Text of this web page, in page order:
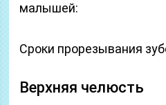
малышей:
Сроки прорезывания
Верхняя челюсть